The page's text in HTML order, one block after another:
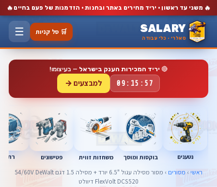
🔥 משני עד ראשון · יריד מחירים באתר ובחנות · הזדמנות של פעם בחיים 🔥
SALARY
סאלרי · כלי עבודה
🛒 סל קניות ☰
🔴 יריד המכירות הענק בישראל — בעיצומו!
09:15:56 למבצעים →
נטענים בוקסות ומוסך משחזות זווית פטישונים
ראשי › מסורים
› מסור מסילה עגול "6.5 יורד + מסילה 1.5 דגם 54/60V DeWalt
FlexVolt DCS520 דיוולט